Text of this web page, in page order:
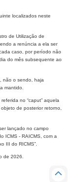
localizados neste
de Utilização de
a renúncia a ela ser
caso, por período não
do mês subsequente ao
não o sendo, haja
mantido.
no “caput” aquela
de posterior retorno,
lançado no campo
ICMS - RAICMS, com a
III do RICMS”.
de 2026.​